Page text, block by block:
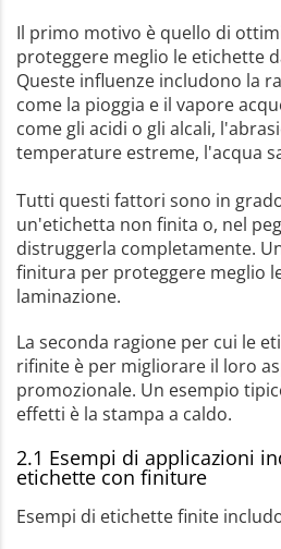
Il primo motivo è quello di
proteggere meglio le etichette
Queste influenze includono la
come la pioggia e il vapore
come gli acidi o gli alcali,
temperature estreme, l'acqua
Tutti questi fattori sono in
un'etichetta non finita o, nel
distruggerla completamente.
finitura per proteggere meglio
laminazione.
La seconda ragione per cui le
rifinite è per migliorare il loro
promozionale. Un esempio
effetti è la stampa a caldo.
2.1 Esempi di applicazioni
etichette con finiture
Esempi di etichette finite